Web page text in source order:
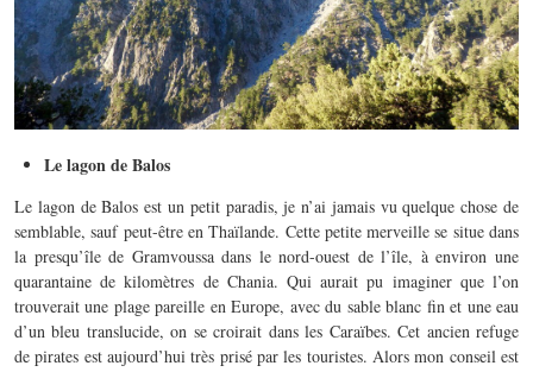
Le lagon de Balos
Le lagon de Balos est un petit paradis, je n’ai jamais vu quelque chose de
semblable, sauf peut-être en Thaïlande. Cette petite merveille se situe dans
la presqu’île de Gramvoussa dans le nord-ouest de l’île, à environ une
quarantaine de kilomètres de Chania. Qui aurait pu imaginer que l’on
trouverait une plage pareille en Europe, avec du sable blanc fin et une eau
d’un bleu translucide, on se croirait dans les Caraïbes. Cet ancien refuge
de pirates est aujourd’hui très prisé par les touristes. Alors mon conseil est